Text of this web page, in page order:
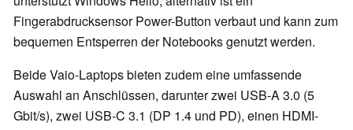
Fingerabdrucksensor Power-Button verbaut und kann zum
bequemen Entsperren der Notebooks genutzt werden.
Beide Vaio-Laptops bieten zudem eine umfassende
Auswahl an Anschlüssen, darunter zwei USB-A 3.0 (5
Gbit/s), zwei USB-C 3.1 (DP 1.4 und PD), einen HDMI-